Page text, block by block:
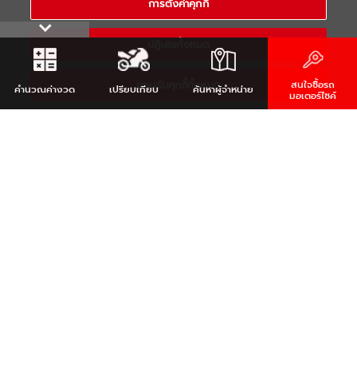
RESERVED
คำนวณค่างวด เปรียบเทียบ ค้นหาผู้จำหน่าย สนใจซื้อรถ
มอเตอร์ไซค์
การตั้งค่าคุกกี้
ยอมรับคุกกี้ทั้งหมด